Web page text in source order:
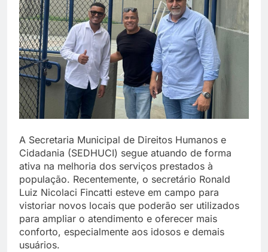
A Secretaria Municipal de Direitos Humanos e
Cidadania (SEDHUCI) segue atuando de forma
ativa na melhoria dos serviços prestados à
população. Recentemente, o secretário Ronald
Luiz Nicolaci Fincatti esteve em campo para
vistoriar novos locais que poderão ser utilizados
para ampliar o atendimento e oferecer mais
conforto, especialmente aos idosos e demais
usuários.